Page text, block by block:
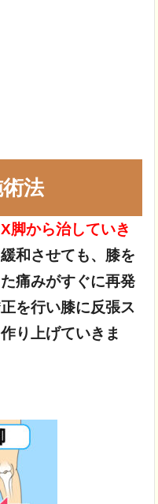
法
X脚から治していき
和させても、膝を
痛みがすぐに再発
を行い膝に反張ス
り上げていきま